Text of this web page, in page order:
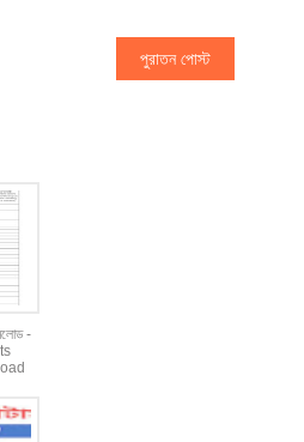
পুরাতন পোস্ট
-